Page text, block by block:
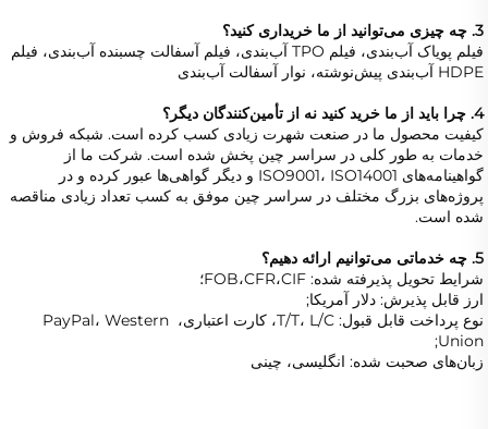
3. چه چیزی می‌توانید از ما خریداری کنید؟
HDPE آب‌بندی پیش‌نوشته، نوار آسفالت آب‌بندی
4. چرا باید از ما خرید کنید نه از تأمین‌کنندگان دیگر؟
شده است.
5. چه خدماتی می‌توانیم ارائه دهیم؟
شرایط تحویل پذیرفته شده: FOB،CFR،CIF؛
ارز قابل پذیرش: دلار آمریکا;
نوع پرداخت قابل قبول: T/T، L/C، کارت اعتباری، PayPal، Western
Union;
زبان‌های صحبت شده: انگلیسی، چینی